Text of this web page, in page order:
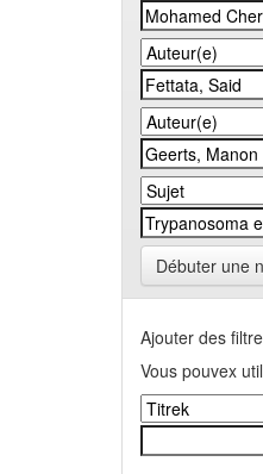
Débuter une
Ajouter des
Vous pouvex